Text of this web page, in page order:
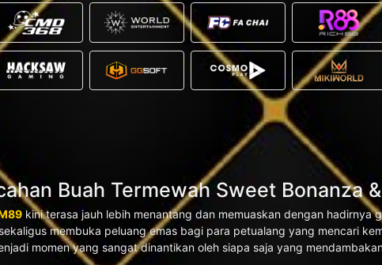
Buah Termewah Sweet Bonanza
kini terasa jauh lebih menantang dan memuaskan dengan hadirnya
membuka peluang emas bagi para petualang yang mencari
momen yang sangat dinantikan oleh siapa saja yang